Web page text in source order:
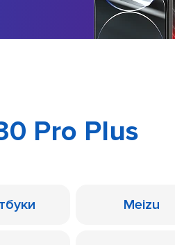
Pro Plus
Meizu